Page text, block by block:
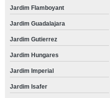
Jardim Flamboyant
Jardim Guadalajara
Jardim Gutierrez
Jardim Hungares
Jardim Imperial
Jardim Isafer